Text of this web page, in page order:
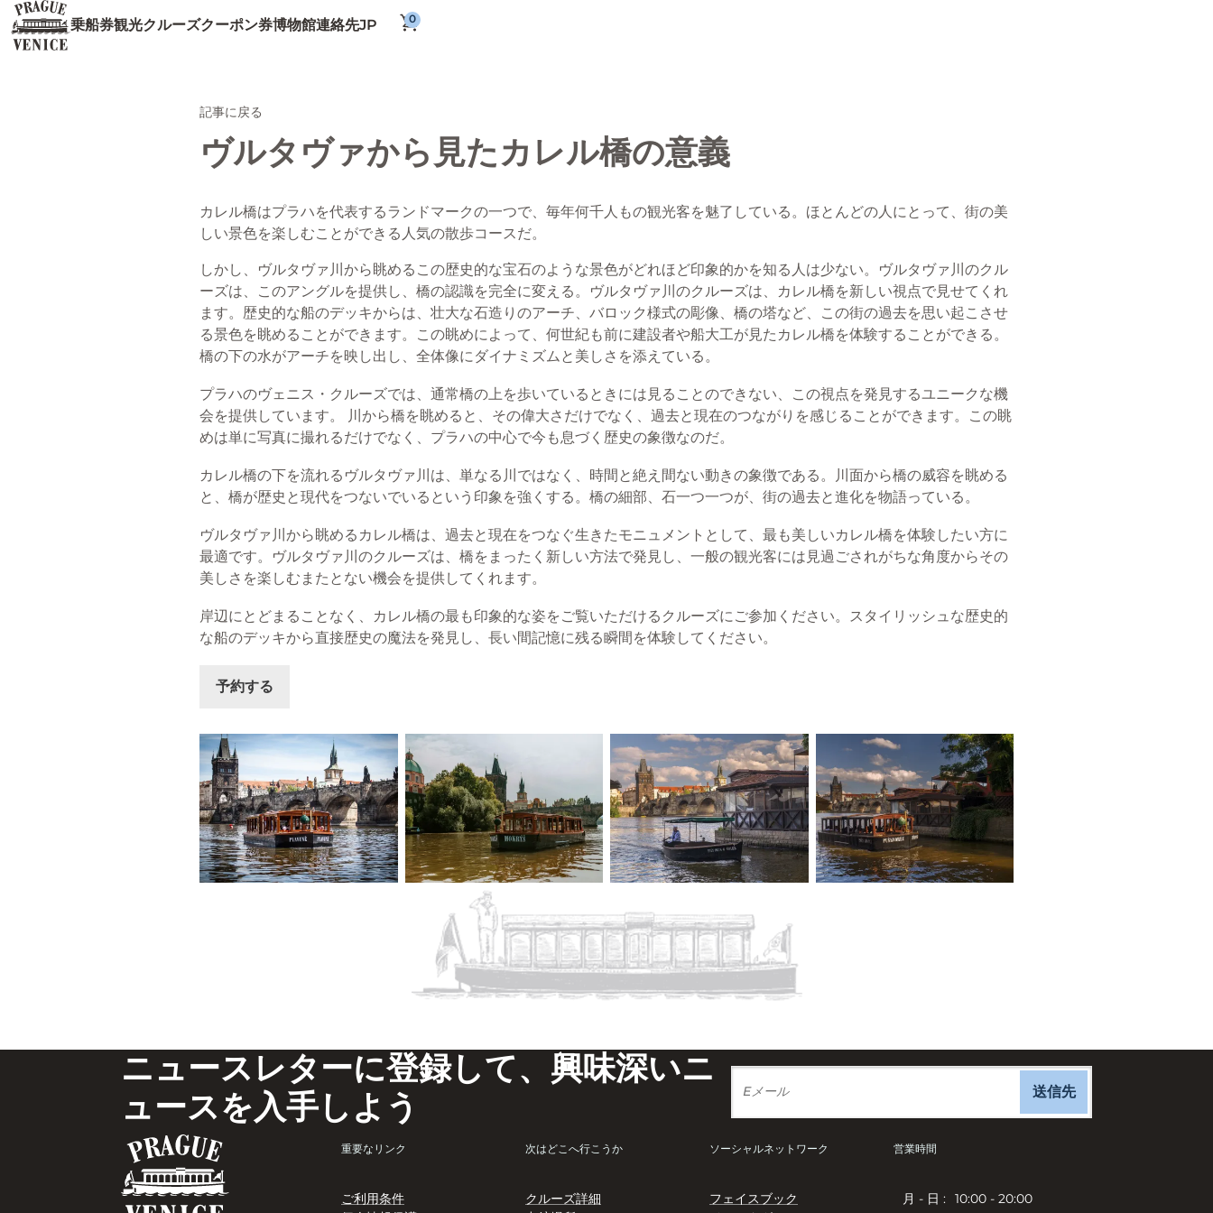
乗船券観光クルーズクーポン券博物館連絡先JP
記事に戻る
ヴルタヴァから見たカレル橋の意義
カレル橋はプラハを代表するランドマークの一つで、毎年何千人もの観光客を魅了している。ほとんどの人にとって、街の美
しい景色を楽しむことができる人気の散歩コースだ。
しかし、ヴルタヴァ川から眺めるこの歴史的な宝石のような景色がどれほど印象的かを知る人は少ない。ヴルタヴァ川のクル
ーズは、このアングルを提供し、橋の認識を完全に変える。ヴルタヴァ川のクルーズは、カレル橋を新しい視点で見せてくれ
ます。歴史的な船のデッキからは、壮大な石造りのアーチ、バロック様式の彫像、橋の塔など、この街の過去を思い起こさせ
る景色を眺めることができます。この眺めによって、何世紀も前に建設者や船大工が見たカレル橋を体験することができる。
橋の下の水がアーチを映し出し、全体像にダイナミズムと美しさを添えている。
プラハのヴェニス・クルーズでは、通常橋の上を歩いているときには見ることのできない、この視点を発見するユニークな機
会を提供しています。 川から橋を眺めると、その偉大さだけでなく、過去と現在のつながりを感じることができます。この眺
めは単に写真に撮れるだけでなく、プラハの中心で今も息づく歴史の象徴なのだ。
カレル橋の下を流れるヴルタヴァ川は、単なる川ではなく、時間と絶え間ない動きの象徴である。川面から橋の威容を眺める
と、橋が歴史と現代をつないでいるという印象を強くする。橋の細部、石一つ一つが、街の過去と進化を物語っている。
ヴルタヴァ川から眺めるカレル橋は、過去と現在をつなぐ生きたモニュメントとして、最も美しいカレル橋を体験したい方に
最適です。ヴルタヴァ川のクルーズは、橋をまったく新しい方法で発見し、一般の観光客には見過ごされがちな角度からその
美しさを楽しむまたとない機会を提供してくれます。
岸辺にとどまることなく、カレル橋の最も印象的な姿をご覧いただけるクルーズにご参加ください。スタイリッシュな歴史的
な船のデッキから直接歴史の魔法を発見し、長い間記憶に残る瞬間を体験してください。
予約する
ニュースレターに登録して、興味深いニ
ュースを入手しよう
送信先
重要なリンク
ご利用条件
次はどこへ行こうか
クルーズ詳細
ソーシャルネットワーク
フェイスブック
営業時間
月 - 日 : 10:00 - 20:00